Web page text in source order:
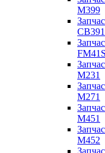
M399
FM41S
M231
M271
M451
M452